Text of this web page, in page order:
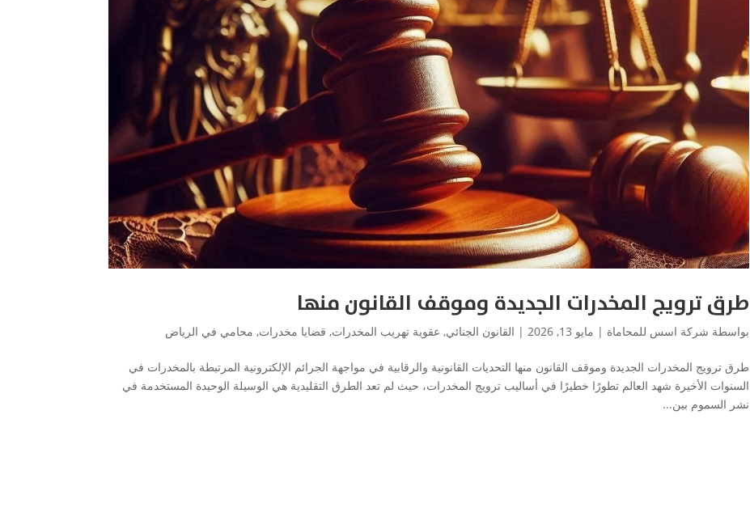
طرق ترويج المخدرات الجديدة وموقف القانون منها
بواسطة شركة اسس للمحاماة | مايو 13, 2026 | القانون الجنائي, عقوبة تهريب المخدرات, قضايا مخدرات, محامي في الرياض
طرق ترويج المخدرات الجديدة وموقف القانون منها التحديات القانونية والرقابية في مواجهة الجرائم الإلكترونية المرتبطة بالمخدرات في
السنوات الأخيرة شهد العالم تطورًا خطيرًا في أساليب ترويج المخدرات، حيث لم تعد الطرق التقليدية هي الوسيلة الوحيدة المستخدمة في
نشر السموم بين...